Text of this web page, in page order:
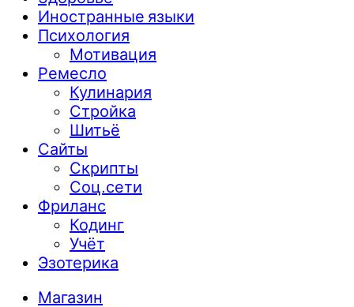
Иностранные языки
Психология
Мотивация
Ремесло
Кулинария
Стройка
Шитьё
Сайты
Скрипты
Соц.сети
Фриланс
Кодинг
Учёт
Эзотерика
Магазин